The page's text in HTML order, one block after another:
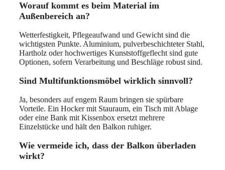
Worauf kommt es beim Material im
Außenbereich an?
Wetterfestigkeit, Pflegeaufwand und Gewicht sind die
wichtigsten Punkte. Aluminium, pulverbeschichteter Stahl,
Hartholz oder hochwertiges Kunststoffgeflecht sind gute
Optionen, sofern Verarbeitung und Beschläge robust sind.
Sind Multifunktionsmöbel wirklich sinnvoll?
Ja, besonders auf engem Raum bringen sie spürbare
Vorteile. Ein Hocker mit Stauraum, ein Tisch mit Ablage
oder eine Bank mit Kissenbox ersetzt mehrere
Einzelstücke und hält den Balkon ruhiger.
Wie vermeide ich, dass der Balkon überladen
wirkt?